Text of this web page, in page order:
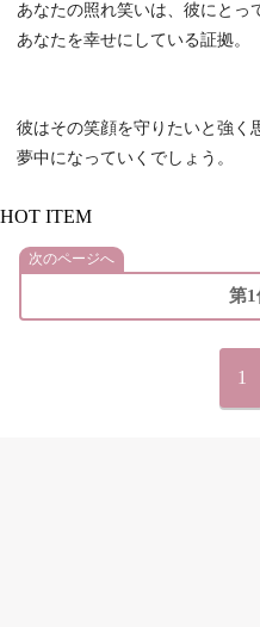
あなたの照れ笑いは、彼にとっ
あなたを幸せにしている証拠。
彼はその笑顔を守りたいと強く
夢中になっていくでしょう。
HOT ITEM
次のページへ
第1
1